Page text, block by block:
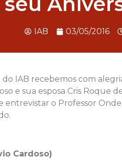
IAB 03/05/2016
IAB recebemos com
e sua esposa Cris
o Professor
Cardoso)